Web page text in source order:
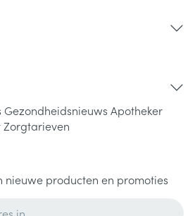
Gezondheidsnieuws Apotheker
Zorgtarieven
nieuwe producten en promoties